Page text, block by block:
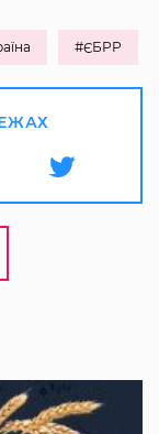
#ЄБРР